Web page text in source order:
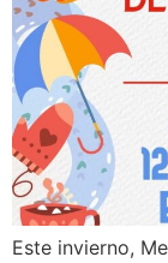
Este invierno,